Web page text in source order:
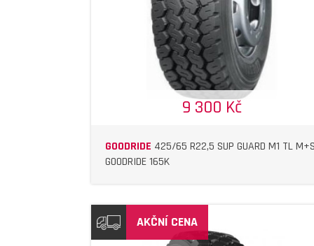
9 300 Kč
GOODRIDE 425/65 R22,5 SUP GUARD M1 TL
GOODRIDE 165K
AKČNÍ CENA